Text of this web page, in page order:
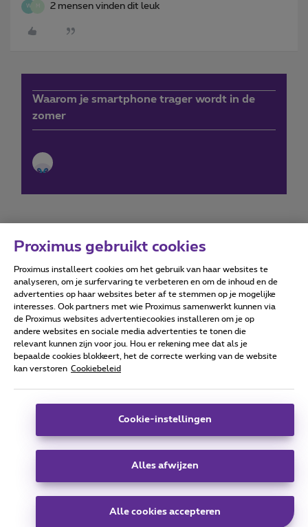
W 2 mensen vinden dit leuk
Waarom je smartphone trager wordt in de
zomer
Forumvoorwaarden Accessibility statement
Alle rechten voorbehouden. © Proximus
Algemene voorwaarden, consumenteninfo
Deze website is gecreëerd en wordt beheerd conform het
Koning Albert II-laan 27 - B-1030 Brussel.
Carrier & Wholesale Solutions
Telindus
Proximus gebruikt cookies
Proximus installeert cookies om het gebruik van haar websites te
analyseren, om je surfervaring te verbeteren en om de inhoud en de
advertenties op haar websites beter af te stemmen op je mogelijke
interesses. Ook partners met wie Proximus samenwerkt kunnen via
de Proximus websites advertentiecookies installeren om je op
andere websites en sociale media advertenties te tonen die
relevant kunnen zijn voor jou. Hou er rekening mee dat als je
bepaalde cookies blokkeert, het de correcte werking van de website
kan verstoren Cookiebeleid
Cookie-instellingen
Alles afwijzen
Alle cookies accepteren